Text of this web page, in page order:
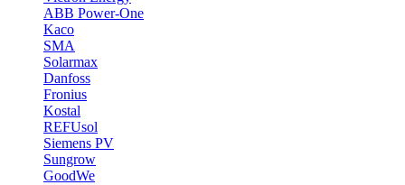
ABB Power-One
Kaco
SMA
Solarmax
Danfoss
Fronius
Kostal
REFUsol
Siemens PV
Sungrow
GoodWe